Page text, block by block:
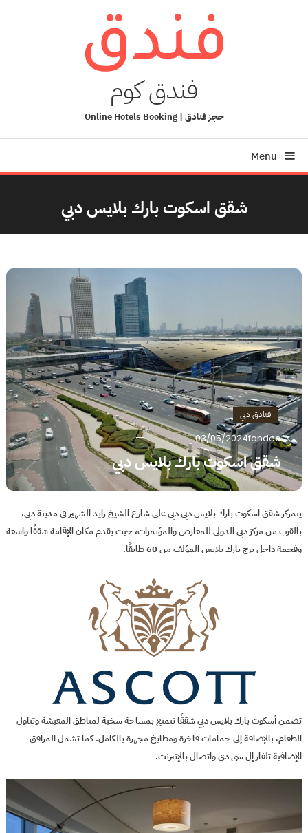
فندق كوم
حجز فنادق | Online Hotels Booking
Menu
شقق اسكوت بارك بلايس دبي
فنادق دبي
03/05/2024fondeq
شقق اسكوت بارك بلايس دبي
يتمركز شقق اسكوت بارك بلايس دبي دبي على شارع الشيخ زايد الشهير في مدينة دبي،
بالقرب من مركز دبي الدولي للمعارض والمؤتمرات، حيث يقدم مكان الإقامة شققًا واسعة
وفخمة داخل برج بارك بلايس المؤلف من 60 طابقًا.
تضمن أسكوت بارك بلايس دبي شققًا تتمتع بمساحة سخية لمناطق المعيشة وتناول
الطعام، بالإضافة إلى حمامات فاخرة ومطابخ مجهزة بالكامل. كما تشمل المرافق
الإضافية تلفاز إل سي دي واتصال بالإنترنت.